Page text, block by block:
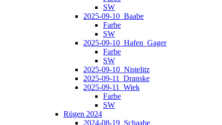
SW
2025-09-10_Baabe
Farbe
SW
2025-09-10_Hafen_Gager
Farbe
SW
2025-09-10_Nistelitz
2025-09-11_Dranske
2025-09-11_Wiek
Farbe
SW
Rügen 2024
2024-08-19_Schaabe